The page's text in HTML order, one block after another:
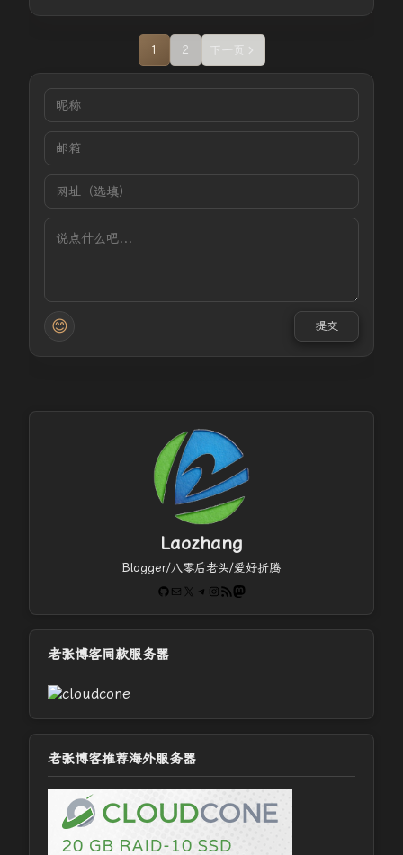
1 2 下一页
😊 提交
Laozhang
Blogger/八零后老头/爱好折腾
GitHub
电子邮件 X Telegram
Instagram
RSS FeedMastodon
老张博客同款服务器
老张博客推荐海外服务器